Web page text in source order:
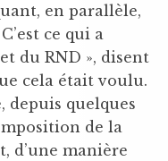
en parallèle,
ce qui a
du RND », disent
cela était voulu.
depuis quelques
de la
d’une manière